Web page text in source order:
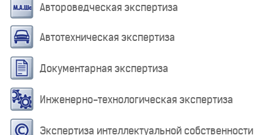
Автороведческая экспертиза
Автотехническая экспертиза
Документарная экспертиза
Инженерно-технологическая экспертиза
Экспертиза интеллектуальной собственности